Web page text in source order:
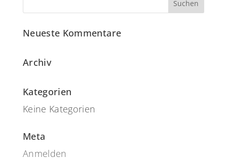
Neueste Kommentare
Archiv
Kategorien
Keine Kategorien
Meta
Anmelden